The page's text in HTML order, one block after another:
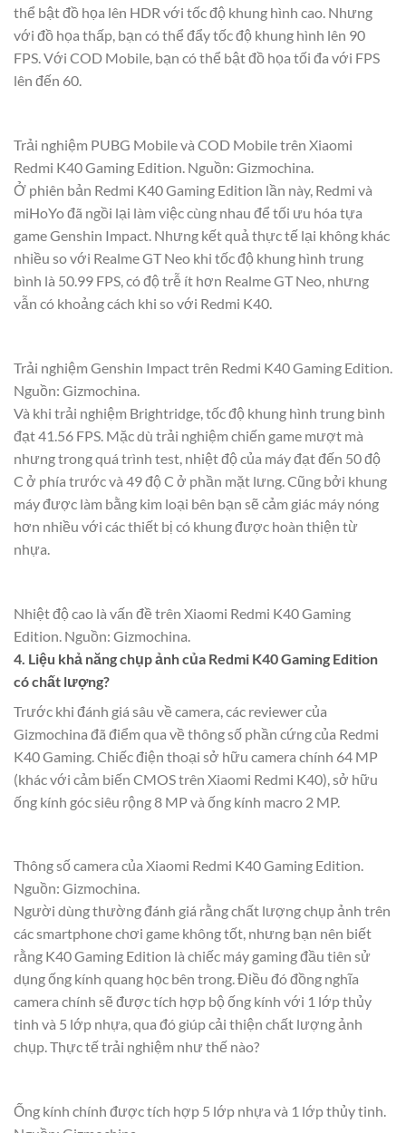
thể bật đồ họa lên HDR với tốc độ khung hình cao. Nhưng
với đồ họa thấp, bạn có thể đẩy tốc độ khung hình lên 90
FPS. Với COD Mobile, bạn có thể bật đồ họa tối đa với FPS
lên đến 60.
Trải nghiệm PUBG Mobile và COD Mobile trên Xiaomi
Redmi K40 Gaming Edition. Nguồn: Gizmochina.
Ở phiên bản Redmi K40 Gaming Edition lần này, Redmi và
miHoYo đã ngồi lại làm việc cùng nhau để tối ưu hóa tựa
game Genshin Impact. Nhưng kết quả thực tế lại không khác
nhiều so với Realme GT Neo khi tốc độ khung hình trung
bình là 50.99 FPS, có độ trễ ít hơn Realme GT Neo, nhưng
vẫn có khoảng cách khi so với Redmi K40.
Trải nghiệm Genshin Impact trên Redmi K40 Gaming Edition.
Nguồn: Gizmochina.
Và khi trải nghiệm Brightridge, tốc độ khung hình trung bình
đạt 41.56 FPS. Mặc dù trải nghiệm chiến game mượt mà
nhưng trong quá trình test, nhiệt độ của máy đạt đến 50 độ
C ở phía trước và 49 độ C ở phần mặt lưng. Cũng bởi khung
máy được làm bằng kim loại bên bạn sẽ cảm giác máy nóng
hơn nhiều với các thiết bị có khung được hoàn thiện từ
nhựa.
Nhiệt độ cao là vấn đề trên Xiaomi Redmi K40 Gaming
Edition. Nguồn: Gizmochina.
4. Liệu khả năng chụp ảnh của Redmi K40 Gaming Edition
có chất lượng?
Trước khi đánh giá sâu về camera, các reviewer của
Gizmochina đã điểm qua về thông số phần cứng của Redmi
K40 Gaming. Chiếc điện thoại sở hữu camera chính 64 MP
(khác với cảm biến CMOS trên Xiaomi Redmi K40), sở hữu
ống kính góc siêu rộng 8 MP và ống kính macro 2 MP.
Thông số camera của Xiaomi Redmi K40 Gaming Edition.
Nguồn: Gizmochina.
Người dùng thường đánh giá rằng chất lượng chụp ảnh trên
các smartphone chơi game không tốt, nhưng bạn nên biết
rằng K40 Gaming Edition là chiếc máy gaming đầu tiên sử
dụng ống kính quang học bên trong. Điều đó đồng nghĩa
camera chính sẽ được tích hợp bộ ống kính với 1 lớp thủy
tinh và 5 lớp nhựa, qua đó giúp cải thiện chất lượng ảnh
chụp. Thực tế trải nghiệm như thế nào?
Ống kính chính được tích hợp 5 lớp nhựa và 1 lớp thủy tinh.